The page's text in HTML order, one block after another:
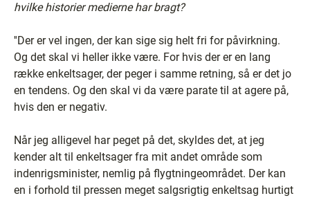
hvilke historier medierne har bragt?
''Der er vel ingen, der kan sige sig helt fri for påvirkning.
Og det skal vi heller ikke være. For hvis der er en lang
række enkeltsager, der peger i samme retning, så er det jo
en tendens. Og den skal vi da være parate til at agere på,
hvis den er negativ.
Når jeg alligevel har peget på det, skyldes det, at jeg
kender alt til enkeltsager fra mit andet område som
indenrigsminister, nemlig på flygtningeområdet. Der kan
en i forhold til pressen meget salgsrigtig enkeltsag hurtigt